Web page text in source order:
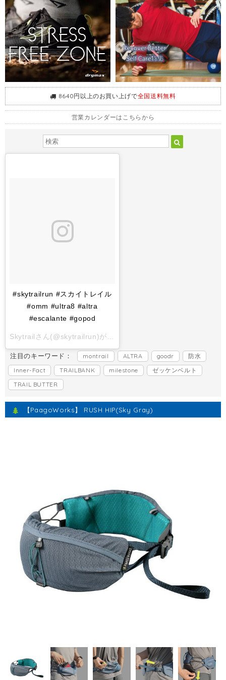
8640円以上のお買い上げで全国送料無料
営業カレンダーはこちらから
#skytrailrun #スカイトレイル
#omm #ultra8 #altra
#escalante #gopod
Skytrailさん(@skytrailrun)がシェアした投稿 -
注目のキーワード： montrail ALTRA goodr
防水
Inner-Fact
TRAILBANK milestone
ゼッケンベルト
TRAIL BUTTER
【PaagoWorks】 RUSH HIP(Sky Gray)